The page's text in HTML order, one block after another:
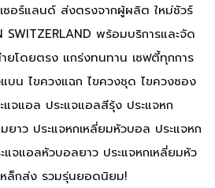
ซอร์แลนด์ ส่งตรงจากผู้ผลิต ใหม่ชัวร์
พร้อมบริการและจัด
ยโดยตรง แกร่งทนทาน เซฟตี้ทุกการ
บน ไขควงแฉก ไขควงชุด ไขควงซอง
แจแอล ประแจแอลสีรุ้ง ประแจหก
ยาว ประแจหกเหลี่ยมหัวบอล ประแจหก
จแอลหัวบอลยาว ประแจหกเหลี่ยมหัว
ล็กส่ง รวมรุ่นยอดนิยม!